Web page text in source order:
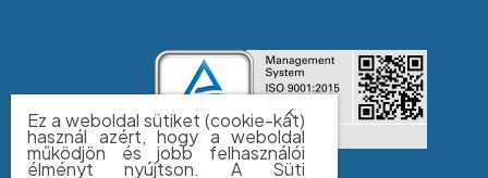
Ez a weboldal sütiket (cookie-kat)
használ azért, hogy a weboldal
működjön és jobb felhasználói
élményt nyújtson. A Süti